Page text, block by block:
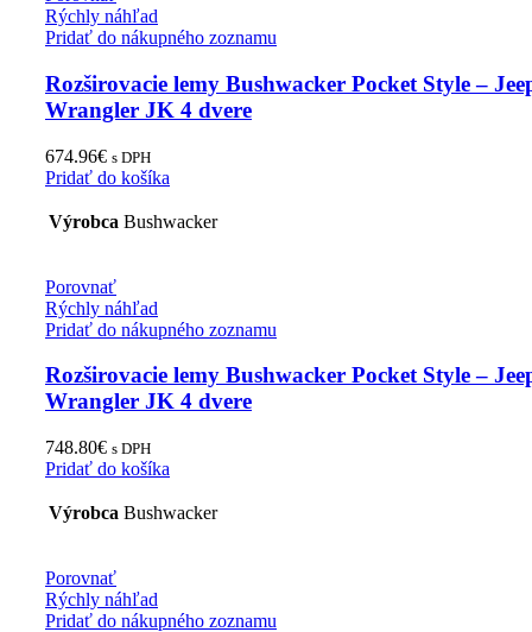
Rýchly náhľad
Pridať do nákupného zoznamu
Rozširovacie lemy Bushwacker Pocket Style –
Wrangler JK 4 dvere
674.96€ s DPH
Pridať do košíka
Výrobca Bushwacker
Porovnať
Rýchly náhľad
Pridať do nákupného zoznamu
Rozširovacie lemy Bushwacker Pocket Style –
Wrangler JK 4 dvere
748.80€ s DPH
Pridať do košíka
Výrobca Bushwacker
Porovnať
Rýchly náhľad
Pridať do nákupného zoznamu